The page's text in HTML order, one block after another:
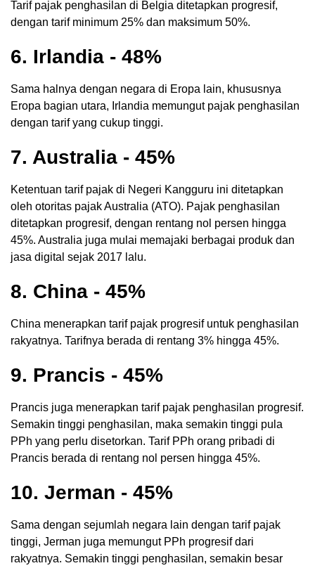
Tarif pajak penghasilan di Belgia ditetapkan progresif,
dengan tarif minimum 25% dan maksimum 50%.
6. Irlandia - 48%
Sama halnya dengan negara di Eropa lain, khususnya
Eropa bagian utara, Irlandia memungut pajak penghasilan
dengan tarif yang cukup tinggi.
7. Australia - 45%
Ketentuan tarif pajak di Negeri Kangguru ini ditetapkan
oleh otoritas pajak Australia (ATO). Pajak penghasilan
ditetapkan progresif, dengan rentang nol persen hingga
45%. Australia juga mulai memajaki berbagai produk dan
jasa digital sejak 2017 lalu.
8. China - 45%
China menerapkan tarif pajak progresif untuk penghasilan
rakyatnya. Tarifnya berada di rentang 3% hingga 45%.
9. Prancis - 45%
Prancis juga menerapkan tarif pajak penghasilan progresif.
Semakin tinggi penghasilan, maka semakin tinggi pula
PPh yang perlu disetorkan. Tarif PPh orang pribadi di
Prancis berada di rentang nol persen hingga 45%.
10. Jerman - 45%
Sama dengan sejumlah negara lain dengan tarif pajak
tinggi, Jerman juga memungut PPh progresif dari
rakyatnya. Semakin tinggi penghasilan, semakin besar